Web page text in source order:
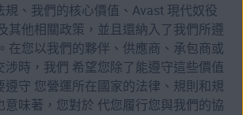
規、我們的核心價值、Avast 現代奴役
其他相關政策，並且還納入了我們所遵
在您以我們的夥伴、供應商、承包商或
涉時，我們 希望您除了能遵守這些價值
遵守 您營運所在國家的法律、規則和規
意味著，您對於 代您履行您與我們的協